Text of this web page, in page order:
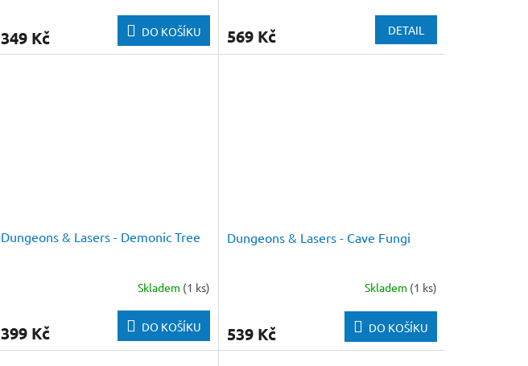
349 Kč DO KOŠÍKU 569 Kč DETAIL
Dungeons & Lasers - Demonic Tree
Skladem (1 ks)
399 Kč DO KOŠÍKU
Dungeons & Lasers - Cave Fungi
Skladem (1 ks)
539 Kč DO KOŠÍKU